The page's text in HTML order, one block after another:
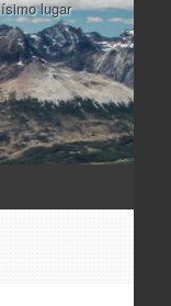
lugar